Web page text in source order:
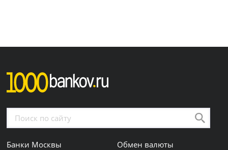
Банки Москвы
Обмен валюты